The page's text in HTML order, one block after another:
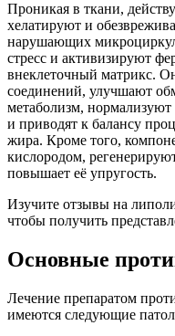
Проникая в ткани,
хелатируют и
нарушающих
стресс и активизируют
внеклеточный матрикс.
соединений, улучшают
метаболизм,
и приводят к балансу
жира. Кроме того,
кислородом,
повышает её упругость.
Изучите отзывы на
чтобы получить
Основные
Лечение препаратом
имеются следующие